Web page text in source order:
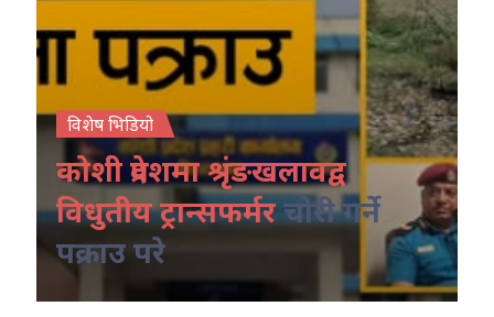
विशेष भिडियो
कोशी प्रदेशमा श्रृंङखलावद्व
विधुतीय ट्रान्सफर्मरचोरी गर्ने
पक्राउ परे